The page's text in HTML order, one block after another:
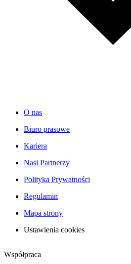
O nas
Biuro prasowe
Kariera
Nasi Partnerzy
Polityka Prywatności
Regulamin
Mapa strony
Ustawienia cookies
Współpraca